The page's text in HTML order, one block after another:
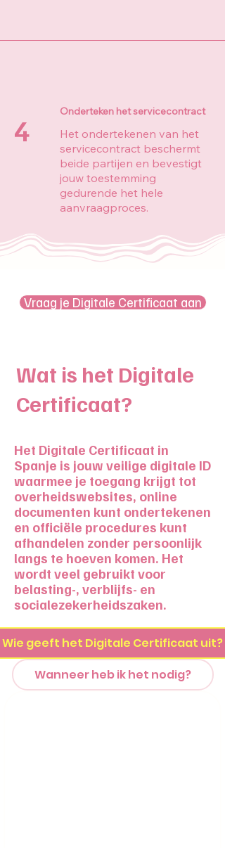
4
Onderteken het servicecontract
Het ondertekenen van het
servicecontract beschermt
beide partijen en bevestigt
jouw toestemming
gedurende het hele
aanvraagproces.
Vraag je Digitale Certificaat aan
Wat is het Digitale
Certificaat?
Het Digitale Certificaat in
Spanje is jouw veilige digitale ID
waarmee je toegang krijgt tot
overheidswebsites, online
documenten kunt ondertekenen
en officiële procedures kunt
afhandelen zonder persoonlijk
langs te hoeven komen. Het
wordt veel gebruikt voor
belasting-, verblijfs- en
socialezekerheidszaken.
Wie geeft het Digitale Certificaat uit?
Wanneer heb ik het nodig?